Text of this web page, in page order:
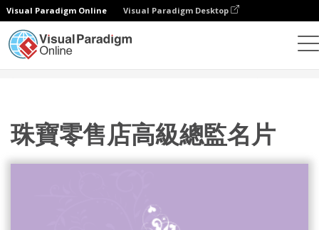
Visual Paradigm Online Visual Paradigm Desktop
珠寶零售店高級總監名片